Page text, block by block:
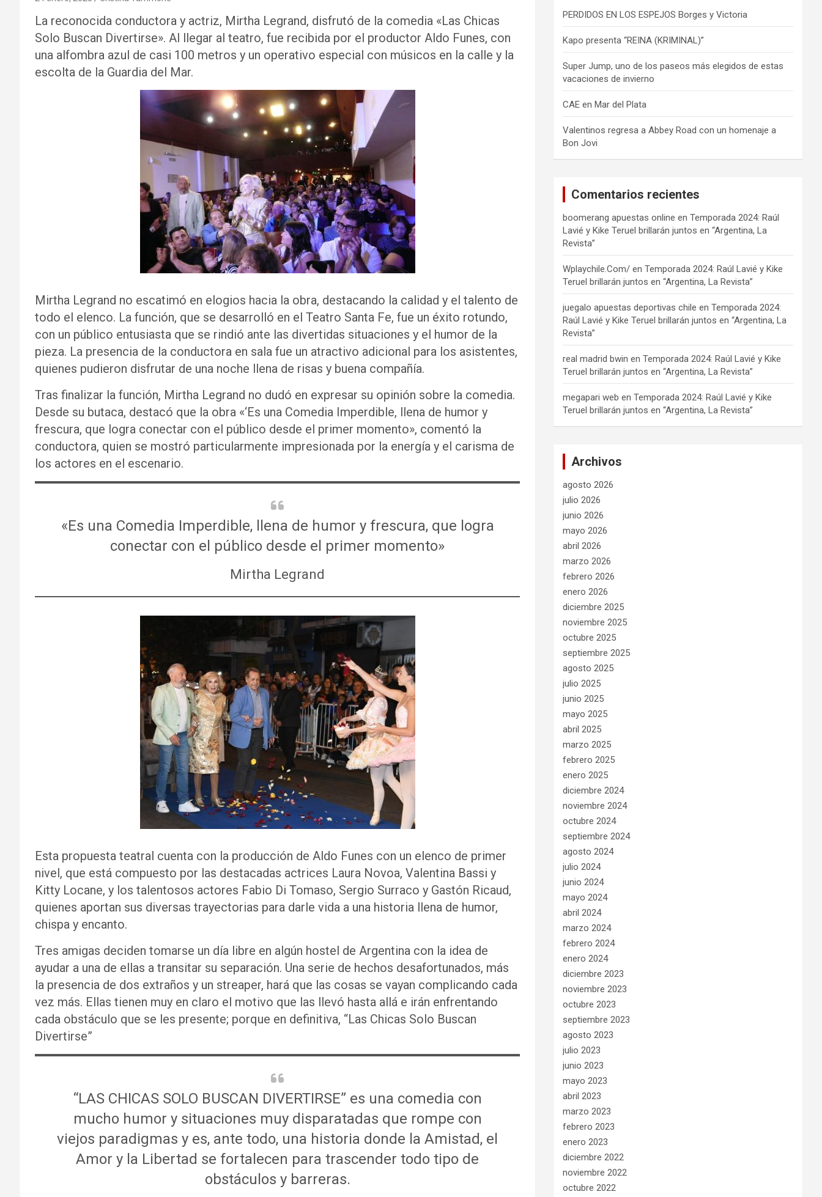
La reconocida conductora y actriz, Mirtha Legrand, disfrutó de la comedia «Las Chicas
Solo Buscan Divertirse». Al llegar al teatro, fue recibida por el productor Aldo Funes, con
una alfombra azul de casi 100 metros y un operativo especial con músicos en la calle y la
escolta de la Guardia del Mar.
Mirtha Legrand no escatimó en elogios hacia la obra, destacando la calidad y el talento de
todo el elenco. La función, que se desarrolló en el Teatro Santa Fe, fue un éxito rotundo,
con un público entusiasta que se rindió ante las divertidas situaciones y el humor de la
pieza. La presencia de la conductora en sala fue un atractivo adicional para los asistentes,
quienes pudieron disfrutar de una noche llena de risas y buena compañía.
Tras finalizar la función, Mirtha Legrand no dudó en expresar su opinión sobre la comedia.
Desde su butaca, destacó que la obra «‘Es una Comedia Imperdible, llena de humor y
frescura, que logra conectar con el público desde el primer momento», comentó la
conductora, quien se mostró particularmente impresionada por la energía y el carisma de
los actores en el escenario.
«Es una Comedia Imperdible, llena de humor y frescura, que logra
conectar con el público desde el primer momento»
Mirtha Legrand
Esta propuesta teatral cuenta con la producción de Aldo Funes con un elenco de primer
nivel, que está compuesto por las destacadas actrices Laura Novoa, Valentina Bassi y
Kitty Locane, y los talentosos actores Fabio Di Tomaso, Sergio Surraco y Gastón Ricaud,
quienes aportan sus diversas trayectorias para darle vida a una historia llena de humor,
chispa y encanto.
Tres amigas deciden tomarse un día libre en algún hostel de Argentina con la idea de
ayudar a una de ellas a transitar su separación. Una serie de hechos desafortunados, más
la presencia de dos extraños y un streaper, hará que las cosas se vayan complicando cada
vez más. Ellas tienen muy en claro el motivo que las llevó hasta allá e irán enfrentando
cada obstáculo que se les presente; porque en definitiva, “Las Chicas Solo Buscan
Divertirse”
“LAS CHICAS SOLO BUSCAN DIVERTIRSE” es una comedia con
mucho humor y situaciones muy disparatadas que rompe con
viejos paradigmas y es, ante todo, una historia donde la Amistad, el
Amor y la Libertad se fortalecen para trascender todo tipo de
obstáculos y barreras.
PERDIDOS EN LOS ESPEJOS Borges y Victoria
Kapo presenta “REINA (KRIMINAL)”
Super Jump, uno de los paseos más elegidos de estas
vacaciones de invierno
CAE en Mar del Plata
Valentinos regresa a Abbey Road con un homenaje a
Bon Jovi
Comentarios recientes
boomerang apuestas online enTemporada 2024: Raúl
Lavié y Kike Teruel brillarán juntos en “Argentina, La
Revista”
Wplaychile.Com/ enTemporada 2024: Raúl Lavié y Kike
Teruel brillarán juntos en “Argentina, La Revista”
juegalo apuestas deportivas chile enTemporada 2024:
Raúl Lavié y Kike Teruel brillarán juntos en “Argentina, La
Revista”
real madrid bwin enTemporada 2024: Raúl Lavié y Kike
Teruel brillarán juntos en “Argentina, La Revista”
megapari web enTemporada 2024: Raúl Lavié y Kike
Teruel brillarán juntos en “Argentina, La Revista”
Archivos
agosto 2026
julio 2026
junio 2026
mayo 2026
abril 2026
marzo 2026
febrero 2026
enero 2026
diciembre 2025
noviembre 2025
octubre 2025
septiembre 2025
agosto 2025
julio 2025
junio 2025
mayo 2025
abril 2025
marzo 2025
febrero 2025
enero 2025
diciembre 2024
noviembre 2024
octubre 2024
septiembre 2024
agosto 2024
julio 2024
junio 2024
mayo 2024
abril 2024
marzo 2024
febrero 2024
enero 2024
diciembre 2023
noviembre 2023
octubre 2023
septiembre 2023
agosto 2023
julio 2023
junio 2023
mayo 2023
abril 2023
marzo 2023
febrero 2023
enero 2023
diciembre 2022
noviembre 2022
octubre 2022